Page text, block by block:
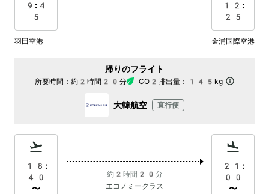
9:4
5
12:
25
羽田空港 金浦国際空港
帰りのフライト
所要時間： 約2時間20分 CO2排出量： 145kg
大韓航空 直行便
18:
40
〜
約2時間20分
エコノミークラス
21:
00
〜